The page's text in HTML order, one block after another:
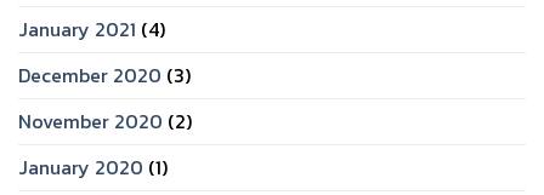
January 2021 (4)
December 2020 (3)
November 2020 (2)
January 2020 (1)